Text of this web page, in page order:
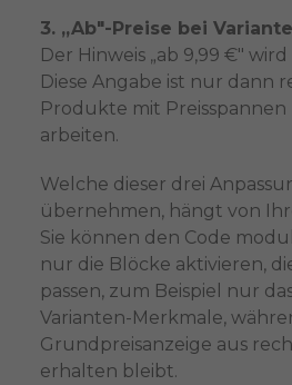
3. „Ab"-Preise bei
Der Hinweis „ab 9,99 €"
Diese Angabe ist nur dann
Produkte mit
arbeiten.
Welche dieser drei
übernehmen, hängt von
Sie können den Code
nur die Blöcke aktivieren,
passen, zum Beispiel nur
Varianten-Merkmale,
Grundpreisanzeige aus
erhalten bleibt.